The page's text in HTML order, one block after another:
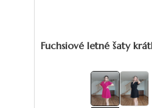
Fuchsiové letné šaty